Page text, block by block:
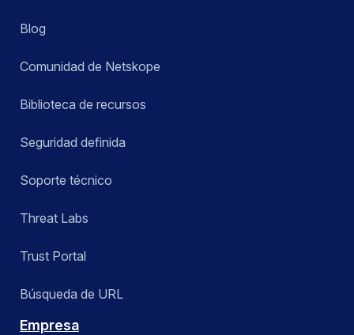
Blog
Comunidad de Netskope
Biblioteca de recursos
Seguridad definida
Soporte técnico
Threat Labs
Trust Portal
Búsqueda de URL
Empresa